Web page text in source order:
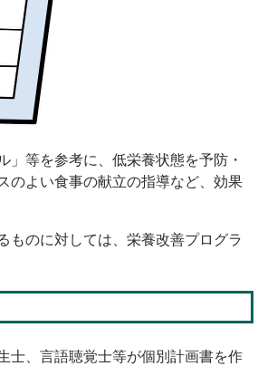
等を参考に、低栄養状態を予防・
のよい食事の献立の指導など、効果
のに対しては、栄養改善プログラ
士、言語聴覚士等が個別計画書を作